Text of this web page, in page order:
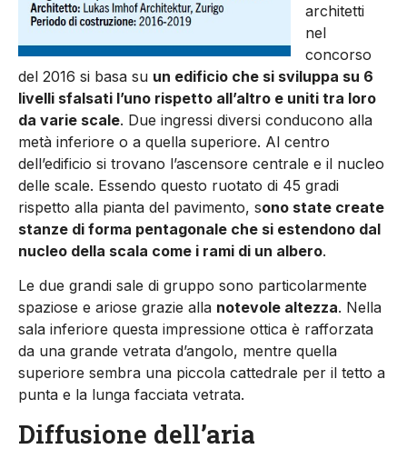
architetti
nel
concorso
del 2016 si basa su un edificio che si sviluppa su 6
livelli sfalsati l’uno rispetto all’altro e uniti tra loro
da varie scale. Due ingressi diversi conducono alla
metà inferiore o a quella superiore. Al centro
dell’edificio si tro­vano l’ascensore centrale e il nucleo
delle scale. Essendo questo ruotato di 45 gradi
rispetto alla pianta del pavimento, sono state create
stanze di forma pentagonale che si estendono dal
nucleo della scala come i rami di un albero.
Le due grandi sale di gruppo sono particolarmente
spaziose e ariose grazie alla notevole al­tezza. Nella
sala inferiore questa impressione ottica è rafforzata
da una grande vetrata d’angolo, mentre quella
superiore sembra una piccola cattedrale per il tetto a
punta e la lunga facciata ve­trata.
Diffusione dell’aria